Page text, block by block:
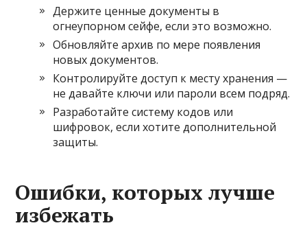
Держите ценные документы в
огнеупорном сейфе, если это возможно.
Обновляйте архив по мере появления
новых документов.
Контролируйте доступ к месту хранения —
не давайте ключи или пароли всем подряд.
Разработайте систему кодов или
шифровок, если хотите дополнительной
защиты.
Ошибки, которых лучше
избежать